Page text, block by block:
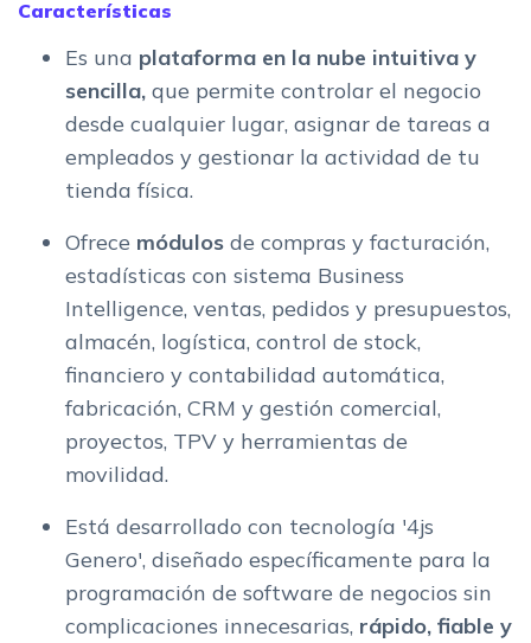
Características
Es una plataforma en la nube intuitiva y
sencilla, que permite controlar el negocio
desde cualquier lugar, asignar de tareas a
empleados y gestionar la actividad de tu
tienda física.
Ofrece módulos de compras y facturación,
estadísticas con sistema Business
Intelligence, ventas, pedidos y presupuestos,
almacén, logística, control de stock,
financiero y contabilidad automática,
fabricación, CRM y gestión comercial,
proyectos, TPV y herramientas de
movilidad.
Está desarrollado con tecnología '4js
Genero', diseñado específicamente para la
programación de software de negocios sin
complicaciones innecesarias, rápido, fiable y